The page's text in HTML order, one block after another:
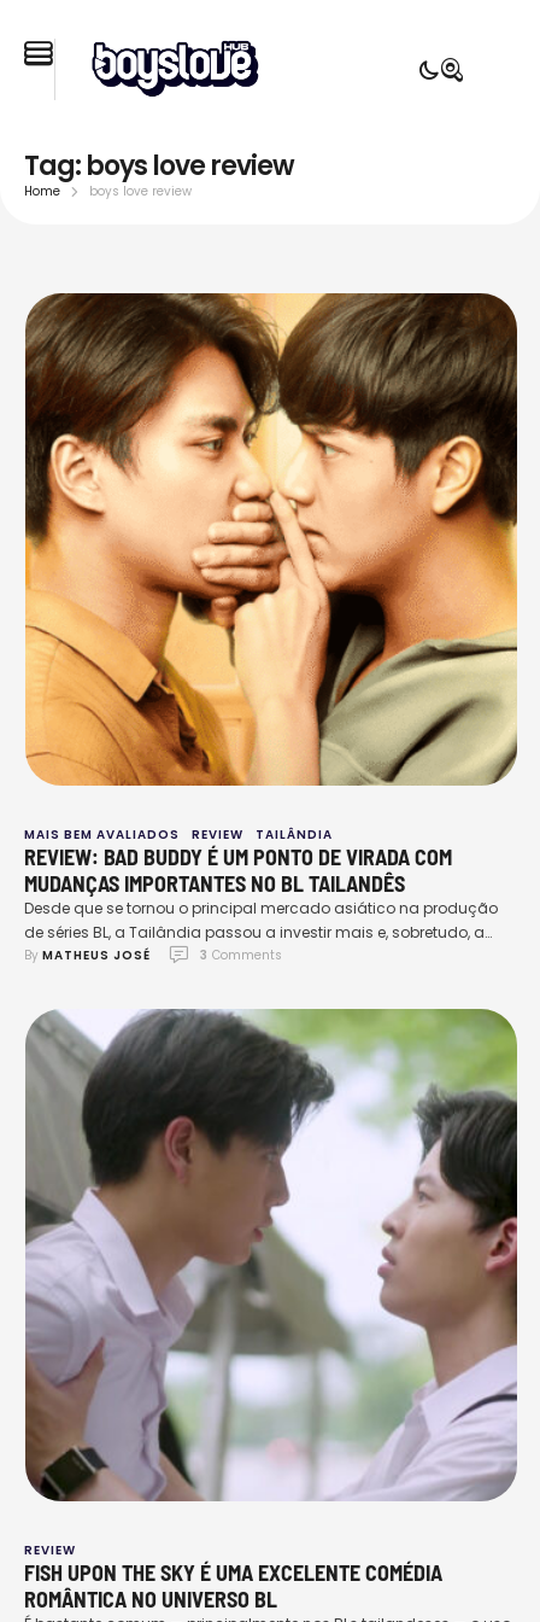
Tag:boys love review
Home boys love review
MAIS BEM AVALIADOS REVIEW TAILÂNDIA
REVIEW: BAD BUDDY É UM PONTO DE VIRADA COM
MUDANÇAS IMPORTANTES NO BL TAILANDÊS
Desde que se tornou o principal mercado asiático na produção
de séries BL, a Tailândia passou a investir mais e, sobretudo, a
equiparar suas produções com um certo viés de mudança.
como esse mercado mudou ao longo dos anos. Todavia,
embora diferente de quando …
By MATHEUS JOSÉ 3 Comments
REVIEW
FISH UPON THE SKY É UMA EXCELENTE COMÉDIA
ROMÂNTICA NO UNIVERSO BL